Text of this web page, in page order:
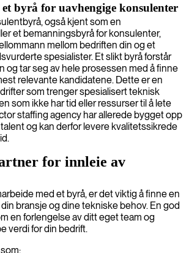
byrå for uavhengige konsulenter
også kjent som en
et bemanningsbyrå for konsulenter,
mellom bedriften din og et
spesialister. Et slikt byrå forstår
og tar seg av hele prosessen med å finne
relevante kandidatene. Dette er en
som trenger spesialisert teknisk
som ikke har tid eller ressurser til å lete
staffing agency har allerede bygget opp
og kan derfor levere kvalitetssikrede
for innleie av
med et byrå, er det viktig å finne en
bransje og dine tekniske behov. En god
en forlengelse av ditt eget team og
verdi for din bedrift.